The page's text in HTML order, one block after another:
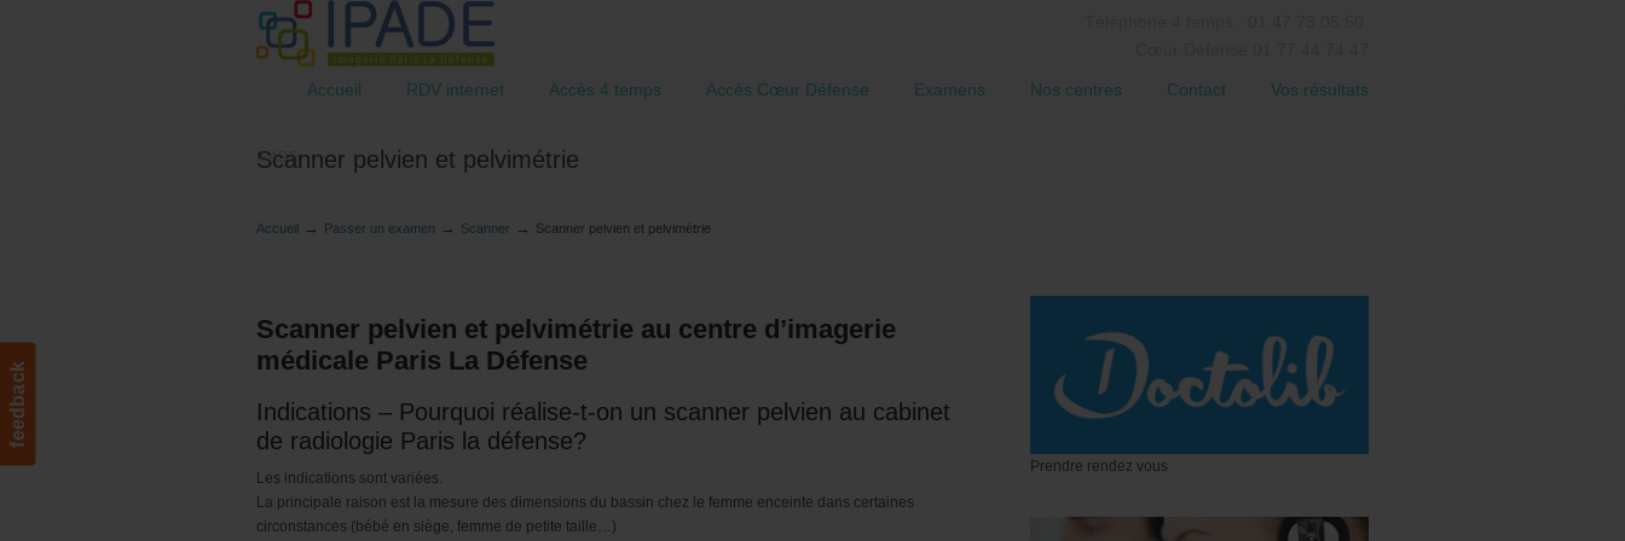
feedback
IPADE
Accueil RDV internet Accès 4 temps Accès Cœur Défense Examens Nos centres Contact Vos résultats
Scanner pelvien et pelvimétrie
Accueil → Passer un examen → Scanner → Scanner pelvien et pelvimétrie
Scanner pelvien et pelvimétrie au centre d’imagerie
médicale Paris La Défense
Indications – Pourquoi réalise-t-on un scanner pelvien au cabinet
de radiologie Paris la défense?
Les indications sont variées.
La principale raison est la mesure des dimensions du bassin chez le femme enceinte dans certaines
circonstances (bébé en siège, femme de petite taille…)
Prendre rendez vous